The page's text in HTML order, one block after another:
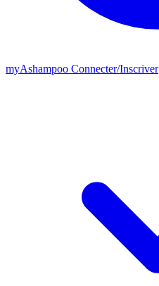
myAshampoo Connecter/Inscriver